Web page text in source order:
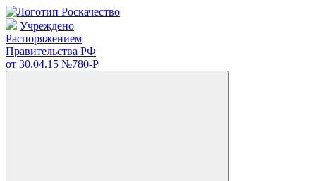
Учреждено
Распоряжением
Правительства РФ
от 30.04.15 №780-Р